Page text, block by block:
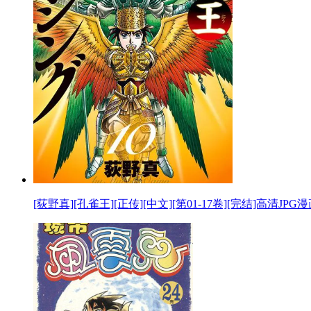
[荻野真][孔雀王][正传][中文][第01-17卷][完结]高清JPG漫